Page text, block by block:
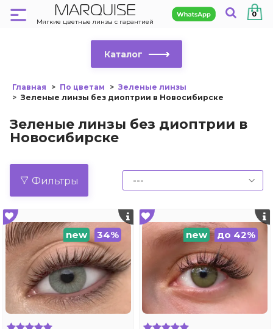
MARQUISE
Мягкие цветные линзы с гарантией
0
Каталог
Главная По цветам
Зеленые линзы
Зеленые линзы без диоптрии в Новосибирске
Зеленые линзы без диоптрии в
Новосибирске
Фильтры
new 34% new до 42%